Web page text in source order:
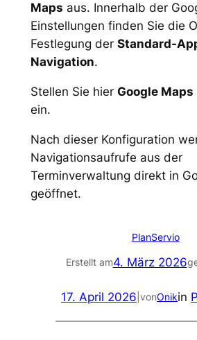
Maps aus. Innerhalb der
Einstellungen finden Sie die
Festlegung der Standard-
Navigation.
Stellen Sie hier Google Maps
ein.
Nach dieser Konfiguration
Navigationsaufrufe aus der
Terminverwaltung direkt in
geöffnet.
PlanServio
Erstellt am4. März 2026
17. April 2026 vonOnikin